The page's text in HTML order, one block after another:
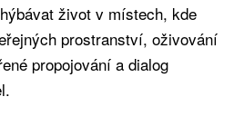
život v místech, kde
prostranství, oživování
propojování a dialog